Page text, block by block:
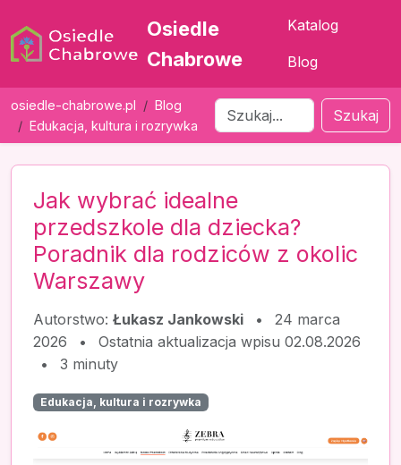
Osiedle
Chabrowe
Katalog
Blog
osiedle-chabrowe.pl
Blog
Edukacja, kultura i rozrywka
Szukaj
Jak wybrać idealne
przedszkole dla dziecka?
Poradnik dla rodziców z okolic
Warszawy
Autorstwo: Łukasz Jankowski •
24 marca
2026
•
Ostatnia aktualizacja wpisu 02.08.2026
•
3 minuty
Edukacja, kultura i rozrywka